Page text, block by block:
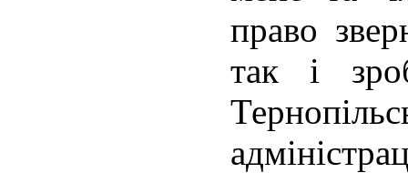
право
так і